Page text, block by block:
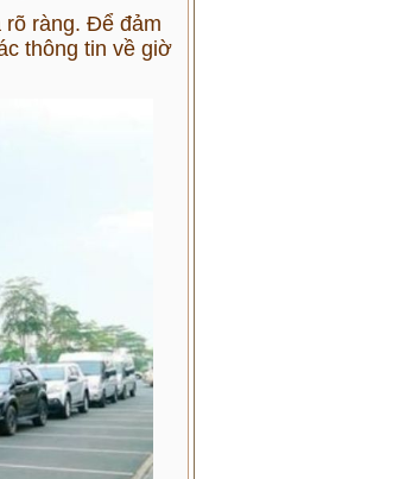
rõ ràng. Để đảm
thông tin về giờ